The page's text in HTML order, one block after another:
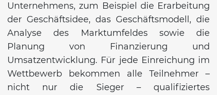
Unternehmens, zum Beispiel die Erarbeitung
der Geschäftsidee, das Geschäftsmodell, die
Analyse des Marktumfeldes sowie die
Planung von Finanzierung und
Umsatzentwicklung. Für jede Einreichung im
Wettbewerb bekommen alle Teilnehmer –
nicht nur die Sieger – qualifiziertes